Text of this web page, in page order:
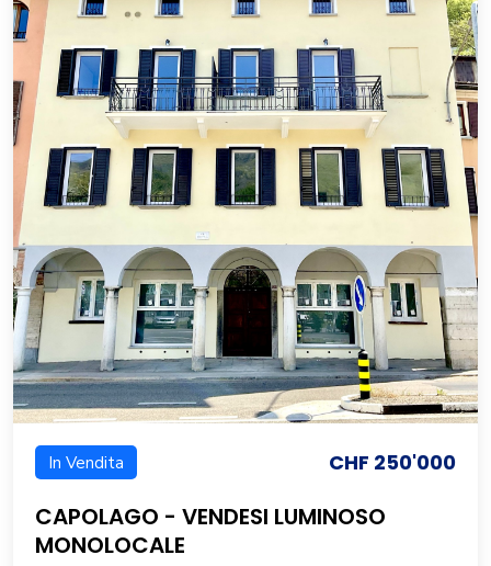
In Vendita CHF 250'000
CAPOLAGO - VENDESI LUMINOSO
MONOLOCALE